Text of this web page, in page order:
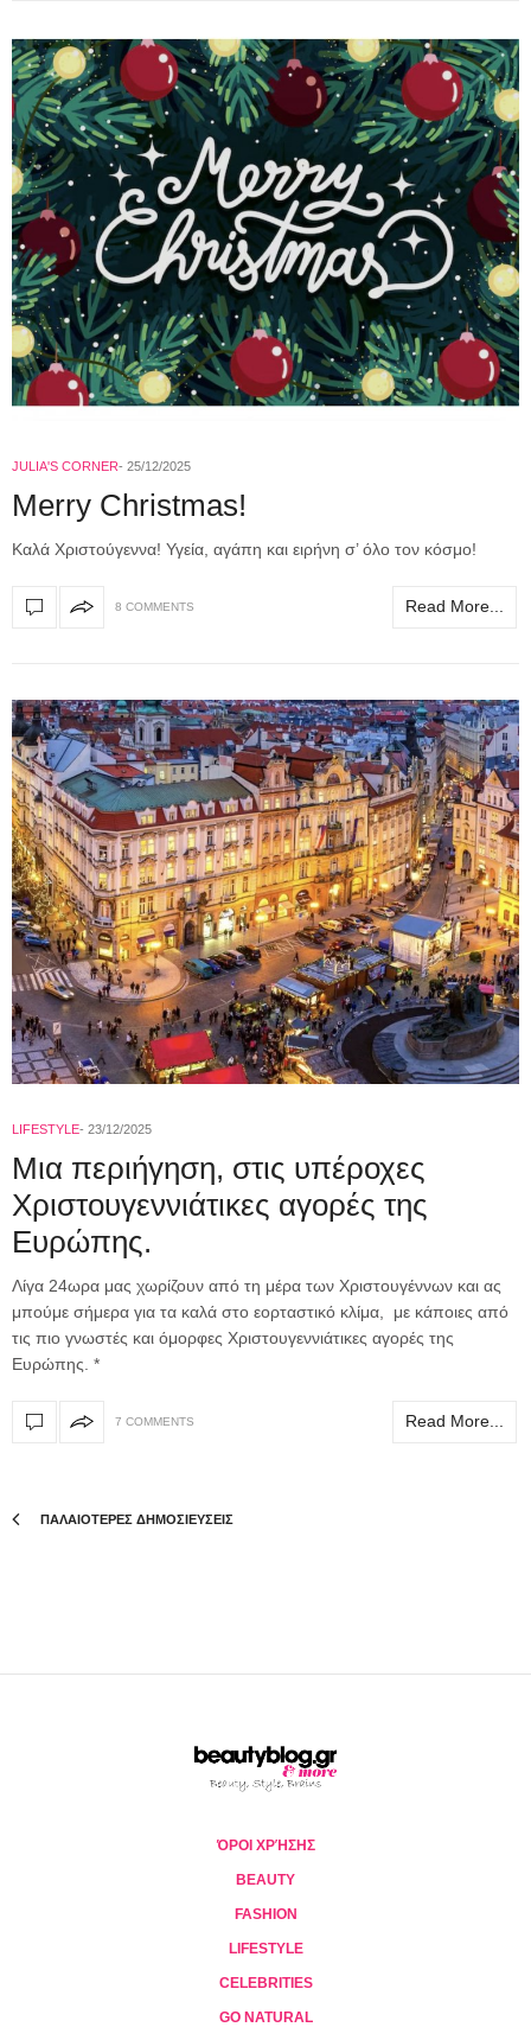
JULIA'S CORNER 25/12/2025
Merry Christmas!
Καλά Χριστούγεννα! Υγεία, αγάπη και ειρήνη σ’ όλο τον κόσμο!
8 COMMENTS Read More...
LIFESTYLE 23/12/2025
Mια περιήγηση, στις υπέροχες
Χριστουγεννιάτικες αγορές της
Ευρώπης.
Λίγα 24ωρα μας χωρίζουν από τη μέρα των Χριστουγέννων και ας
μπούμε σήμερα για τα καλά στο εορταστικό κλίμα, με κάποιες από
τις πιο γνωστές και όμορφες Χριστουγεννιάτικες αγορές της
Ευρώπης. *
7 COMMENTS Read More...
ΠΑΛΑΙΟΤΕΡΕΣ ΔΗΜΟΣΙΕΥΣΕΙΣ
ΌΡΟΙ ΧΡΉΣΗΣ
BEAUTY
FASHION
LIFESTYLE
CELEBRITIES
GO NATURAL